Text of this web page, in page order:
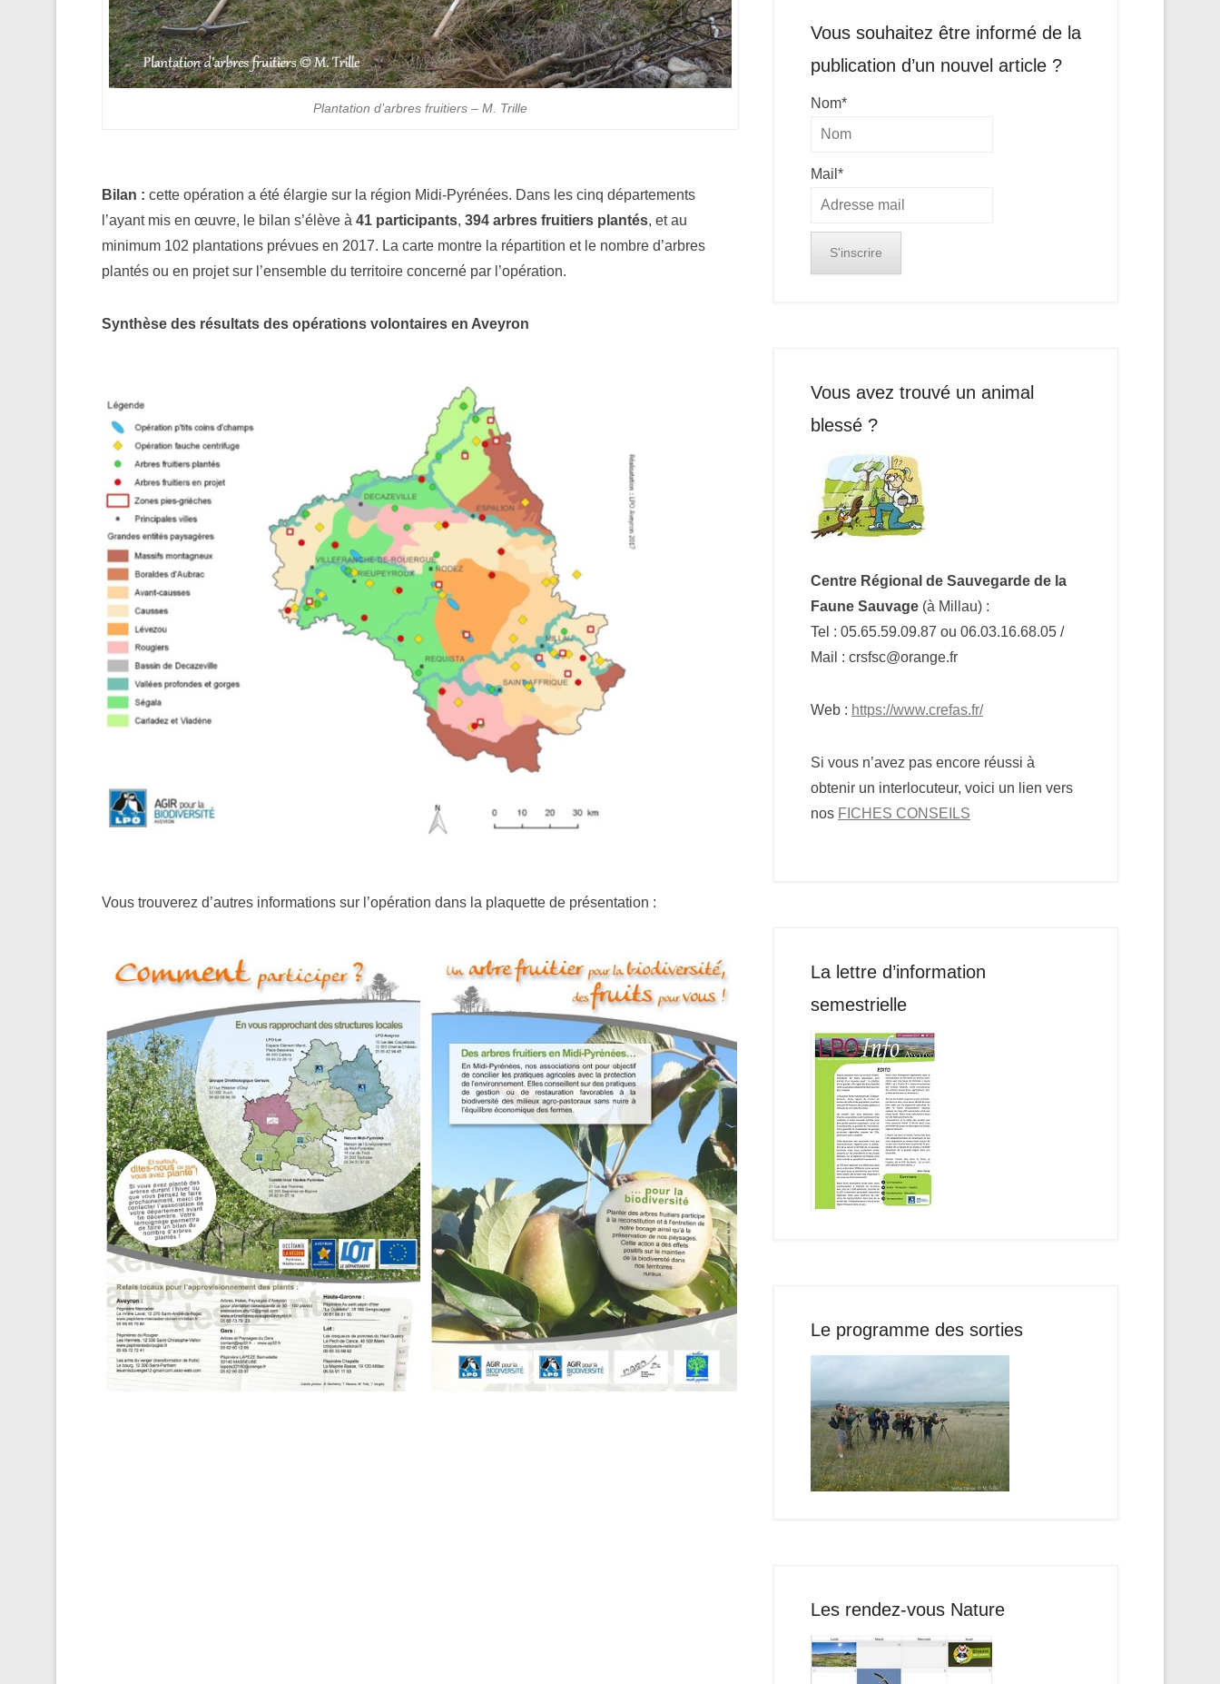
Plantation d’arbres fruitiers – M. Trille
Bilan : cette opération a été élargie sur la région Midi-Pyrénées. Dans les cinq départements
l’ayant mis en œuvre, le bilan s’élève à 41 participants, 394 arbres fruitiers plantés, et au
minimum 102 plantations prévues en 2017. La carte montre la répartition et le nombre d’arbres
plantés ou en projet sur l’ensemble du territoire concerné par l’opération.
Synthèse des résultats des opérations volontaires en Aveyron
Vous trouverez d’autres informations sur l’opération dans la plaquette de présentation :
Vous souhaitez être informé de la
publication d’un nouvel article ?
Nom*
Mail*
Vous avez trouvé un animal
blessé ?
Centre Régional de Sauvegarde de la
Faune Sauvage (à Millau) :
Tel : 05.65.59.09.87 ou 06.03.16.68.05 /
Mail : crsfsc@orange.fr
Web : https://www.crefas.fr/
Si vous n’avez pas encore réussi à
obtenir un interlocuteur, voici un lien vers
nos FICHES CONSEILS
La lettre d’information
semestrielle
Le programme des sorties
Les rendez-vous Nature